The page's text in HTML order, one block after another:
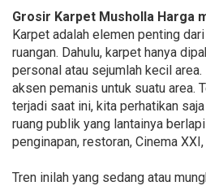
Grosir Karpet Musholla Harga
Karpet adalah elemen penting
ruangan. Dahulu, karpet hanya
personal atau sejumlah kecil
aksen pemanis untuk suatu area.
terjadi saat ini, kita perhatikan
ruang publik yang lantainya
penginapan, restoran, Cinema
Tren inilah yang sedang atau